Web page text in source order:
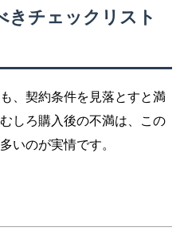
きチェックリスト
、契約条件を見落とすと満
しろ購入後の不満は、この
いのが実情です。